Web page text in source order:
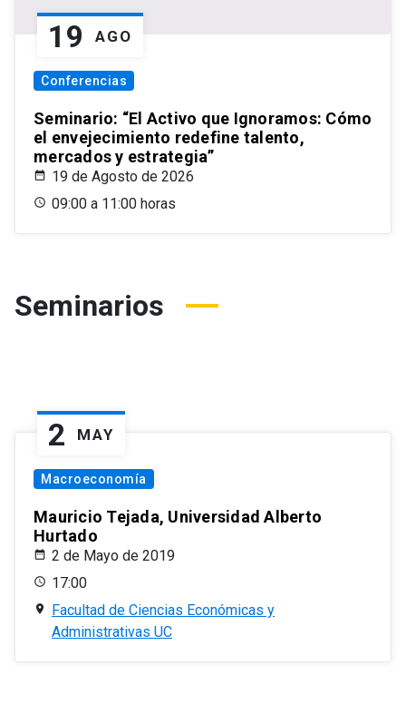
19 AGO
Conferencias
Seminario: “El Activo que Ignoramos: Cómo
el envejecimiento redefine talento,
mercados y estrategia”
19 de Agosto de 2026
09:00 a 11:00 horas
Seminarios
2 MAY
Macroeconomía
Mauricio Tejada, Universidad Alberto
Hurtado
2 de Mayo de 2019
17:00
Facultad de Ciencias Económicas y
Administrativas UC